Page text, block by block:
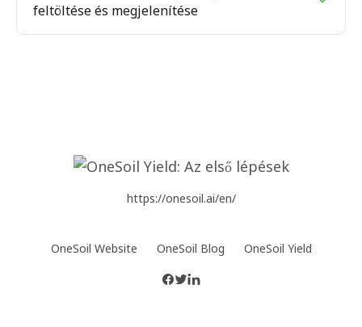
feltöltése és megjelenítése
https://onesoil.ai/en/
OneSoil Website OneSoil Blog OneSoil Yield